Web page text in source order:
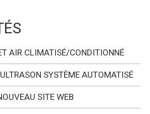
AIR CLIMATISÉ/CONDITIONNÉ
SYSTÈME AUTOMATISÉ
SITE WEB